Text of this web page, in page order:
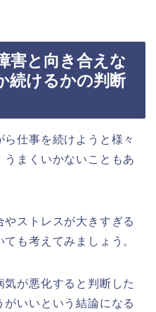
害と向き合えな
続けるかの判断
仕事を続けようと様々
まくいかないこともあ
ストレスが大きすぎる
も考えてみましょう。
が悪化すると判断した
いいという結論になる